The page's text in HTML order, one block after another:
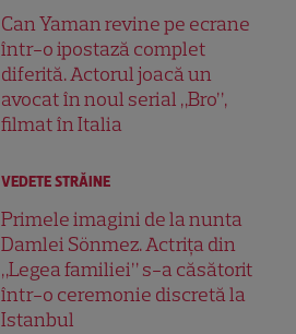
Can Yaman revine pe ecrane
într-o ipostază complet
diferită. Actorul joacă un
avocat în noul serial „Bro”,
filmat în Italia
VEDETE STRĂINE
Primele imagini de la nunta
Damlei Sönmez. Actrița din
„Legea familiei” s-a căsătorit
într-o ceremonie discretă la
Istanbul